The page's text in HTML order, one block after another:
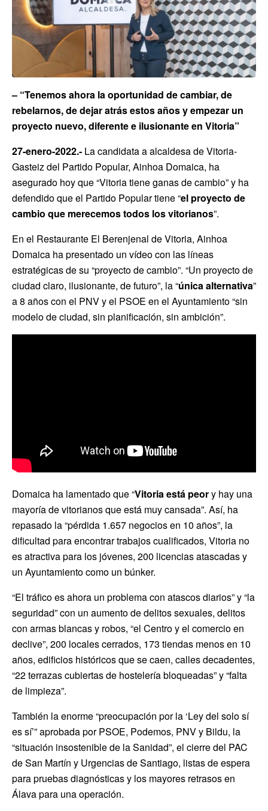
– “Tenemos ahora la oportunidad de cambiar, de
rebelarnos, de dejar atrás estos años y empezar un
proyecto nuevo, diferente e ilusionante en Vitoria”
27-enero-2022.- La candidata a alcaldesa de Vitoria-
Gasteiz del Partido Popular, Ainhoa Domaica, ha
asegurado hoy que “Vitoria tiene ganas de cambio” y ha
defendido que el Partido Popular tiene “el proyecto de
cambio que merecemos todos los vitorianos”.
En el Restaurante El Berenjenal de Vitoria, Ainhoa
Domaica ha presentado un vídeo con las líneas
estratégicas de su “proyecto de cambio”. “Un proyecto de
ciudad claro, ilusionante, de futuro”, la “única alternativa”
a 8 años con el PNV y el PSOE en el Ayuntamiento “sin
modelo de ciudad, sin planificación, sin ambición”.
Domaica ha lamentado que “Vitoria está peory hay una
mayoría de vitorianos que está muy cansada”. Así, ha
repasado la “pérdida 1.657 negocios en 10 años”, la
dificultad para encontrar trabajos cualificados, Vitoria no
es atractiva para los jóvenes, 200 licencias atascadas y
un Ayuntamiento como un búnker.
“El tráfico es ahora un problema con atascos diarios” y “la
seguridad” con un aumento de delitos sexuales, delitos
con armas blancas y robos, “el Centro y el comercio en
declive”, 200 locales cerrados, 173 tiendas menos en 10
años, edificios históricos que se caen, calles decadentes,
“22 terrazas cubiertas de hostelería bloqueadas” y “falta
de limpieza”.
También la enorme “preocupación por la ‘Ley del solo sí
es sí’” aprobada por PSOE, Podemos, PNV y Bildu, la
“situación insostenible de la Sanidad”, el cierre del PAC
de San Martín y Urgencias de Santiago, listas de espera
para pruebas diagnósticas y los mayores retrasos en
Álava para una operación.